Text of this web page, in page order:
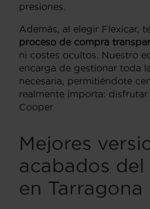
presiones.
Además, al elegir Flexicar,
proceso de compra
ni costes ocultos. Nuestro
encarga de gestionar toda
necesaria, permitiéndote
realmente importa:
Cooper.
Mejores
acabados del
en Tarragona